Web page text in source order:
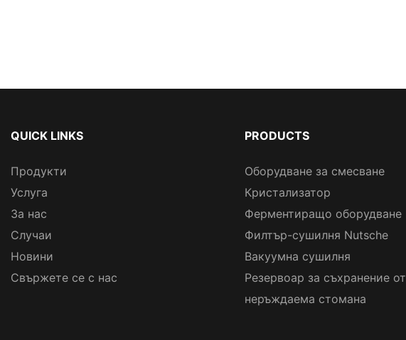
QUICK LINKS
Продукти
Услуга
За нас
Случаи
Новини
Свържете се с нас
PRODUCTS
Оборудване за смесване
Кристализатор
Ферментиращо оборудване
Филтър-сушилня Nutsche
Вакуумна сушилня
Резервоар за съхранение от
неръждаема стомана